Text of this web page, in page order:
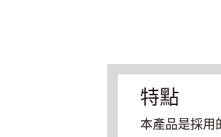
特點
本產品是採用